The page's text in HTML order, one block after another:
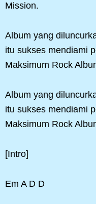
Mission.
Album yang
itu sukses mendiami
Maksimum Rock
Album yang
itu sukses mendiami
Maksimum Rock
[Intro]
Em A D D